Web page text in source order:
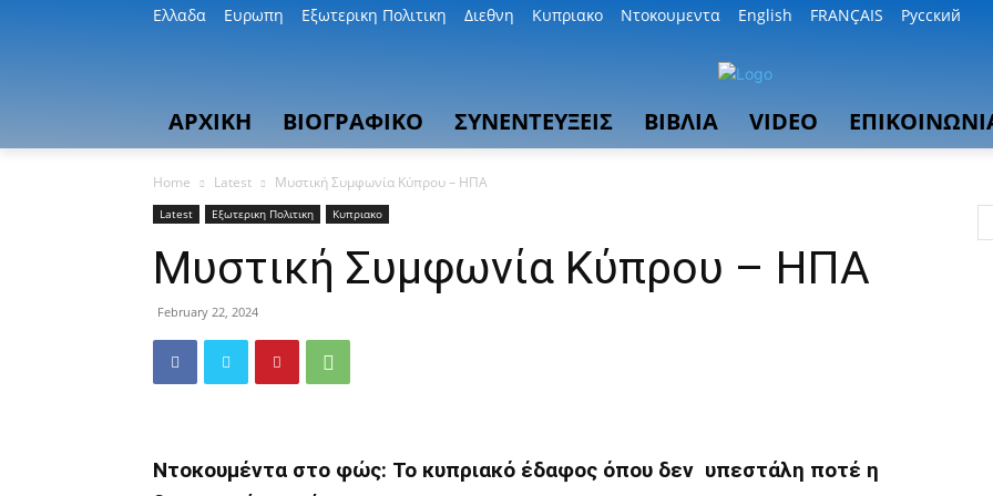
Ελλαδα Ευρωπη Εξωτερικη Πολιτικη Διεθνη Κυπριακο Ντοκουμεντα English FRANÇAIS Русский
ΑΡΧΙΚΗ ΒΙΟΓΡΑΦΙΚΟ ΣΥΝΕΝΤΕΥΞΕΙΣ ΒΙΒΛΙΑ VIDEO
Home Latest Μυστική Συμφωνία Κύπρου – ΗΠΑ
Latest Εξωτερικη Πολιτικη Κυπριακο
Μυστική Συμφωνία Κύπρου – ΗΠΑ
February 22, 2024
Ντοκουμέντα στο φώς: Το κυπριακό έδαφος όπου δεν υπεστάλη ποτέ η